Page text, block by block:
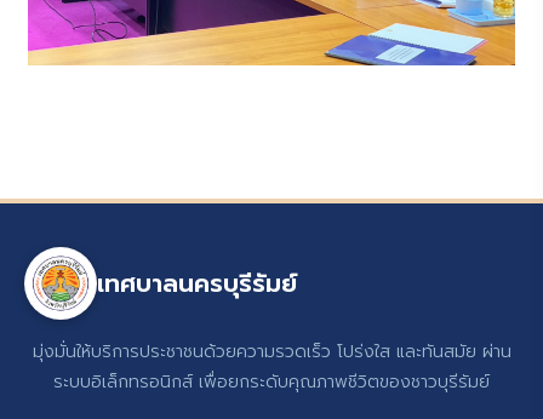
เทศบาลนครบุรีรัมย์
มุ่งมั่นให้บริการประชาชนด้วยความรวดเร็ว โปร่งใส และทันสมัย ผ่าน
ระบบอิเล็กทรอนิกส์ เพื่อยกระดับคุณภาพชีวิตของชาวบุรีรัมย์